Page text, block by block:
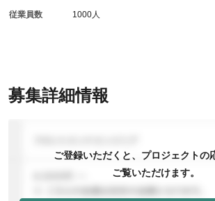
募集詳細情報
ご登録いただくと、プロジェクトの
ご覧いただけます。
従業員数 1000人